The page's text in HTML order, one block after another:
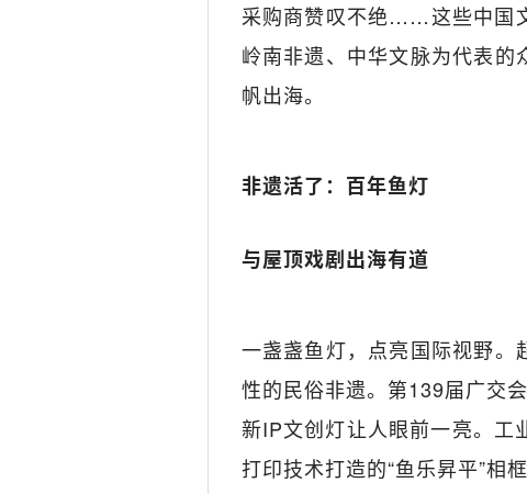
采购商赞叹不绝……这些中国
岭南非遗、中华文脉为代表
帆出海。
非遗活了：百年鱼灯
与屋顶戏剧出海有道
一盏盏鱼灯，点亮国际视野。
性的民俗非遗。第139届广交
新IP文创灯让人眼前一亮。工
打印技术打造的“鱼乐昇平”相